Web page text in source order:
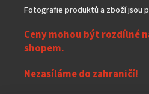
Fotografie produktů a zboží jsou
Ceny mohou být rozdílné
shopem.
Nezasíláme do zahraničí!